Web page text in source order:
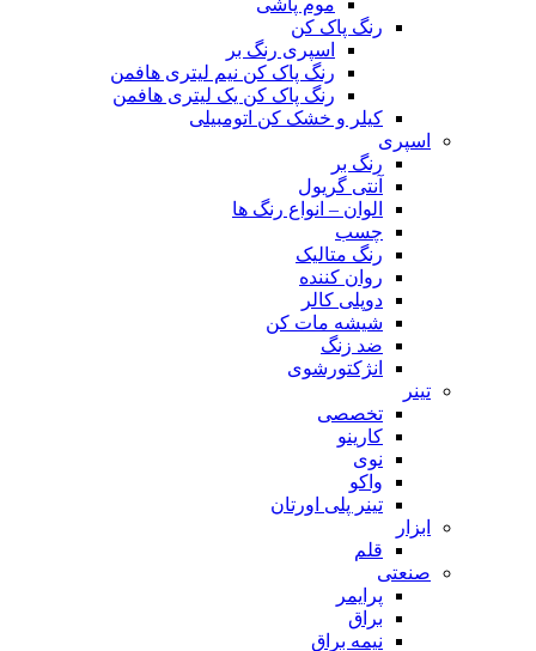
موم پاشی
رنگ پاک کن
اسپری رنگ بر
رنگ پاک کن نیم لیتری هافمن
رنگ پاک کن یک لیتری هافمن
کیلر و خشک کن اتومبیلی
اسپری
رنگ بر
آنتی گریول
الوان – انواع رنگ ها
چسب
رنگ متالیک
روان کننده
دوپلی کالر
شیشه مات کن
ضد زنگ
انژکتورشوی
تینر
تخصصی
کارینو
نوی
واکو
تینر پلی اورتان
ابزار
قلم
صنعتی
پرایمر
براق
نیمه براق